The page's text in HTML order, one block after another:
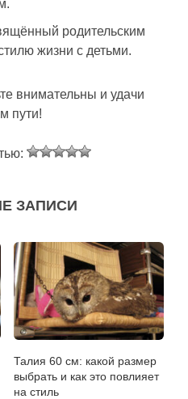
родительским
жизни с детьми.
внимательны и удачи
пути!
ЗАПИСИ
Талия 60 см: какой размер
выбрать и как это повлияет
на стиль